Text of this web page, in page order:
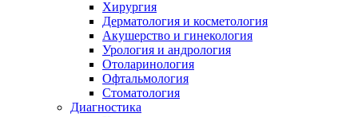
Хирургия
Дерматология и косметология
Акушерство и гинекология
Урология и андрология
Отоларинология
Офтальмология
Стоматология
Диагностика